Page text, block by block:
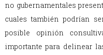
no gubernamentales
cuales también podrían
posible opinión
importante para delinear